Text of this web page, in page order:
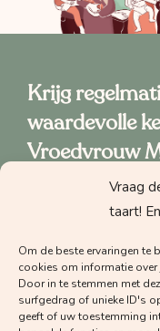
Vraag
taart!
Om de beste ervaringen te
cookies om informatie
Door in te stemmen met
surfgedrag of unieke ID's
geeft of uw toestemming
Krijg
waardevolle
Vroedvrouw
Welke